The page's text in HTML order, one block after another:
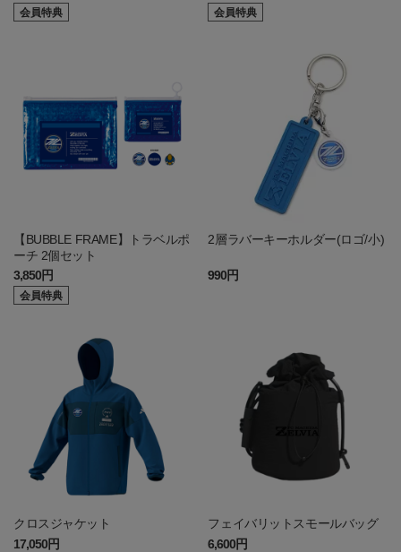
会員特典 会員特典
【BUBBLE FRAME】トラベルポ
ーチ 2個セット
3,850円
会員特典
2層ラバーキーホルダー(ロゴ/小)
990円
クロスジャケット
17,050円
フェイバリットスモールバッグ
6,600円